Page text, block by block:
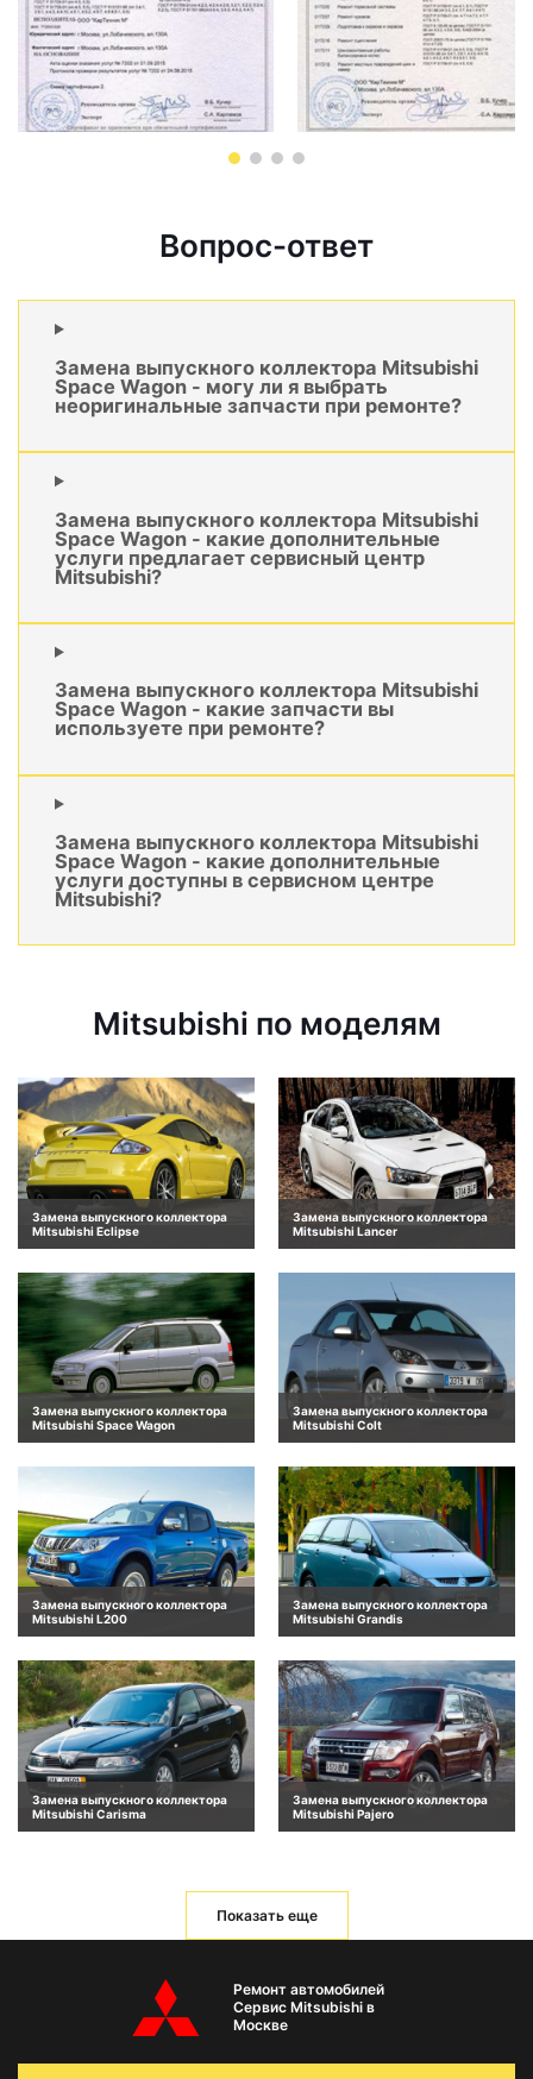
Вопрос-ответ
Замена выпускного коллектора Mitsubishi
Space Wagon - могу ли я выбрать
неоригинальные запчасти при ремонте?
Замена выпускного коллектора Mitsubishi
Space Wagon - какие дополнительные
услуги предлагает сервисный центр
Mitsubishi?
Замена выпускного коллектора Mitsubishi
Space Wagon - какие запчасти вы
используете при ремонте?
Замена выпускного коллектора Mitsubishi
Space Wagon - какие дополнительные
услуги доступны в сервисном центре
Mitsubishi?
Mitsubishi по моделям
Замена выпускного коллектора
Mitsubishi Eclipse
Замена выпускного коллектора
Mitsubishi Lancer
Замена выпускного коллектора
Mitsubishi Space Wagon
Замена выпускного коллектора
Mitsubishi Colt
Замена выпускного коллектора
Mitsubishi L200
Замена выпускного коллектора
Mitsubishi Grandis
Замена выпускного коллектора
Mitsubishi Carisma
Замена выпускного коллектора
Mitsubishi Pajero
Показать еще
Ремонт автомобилей
Сервис Mitsubishi в
Москве